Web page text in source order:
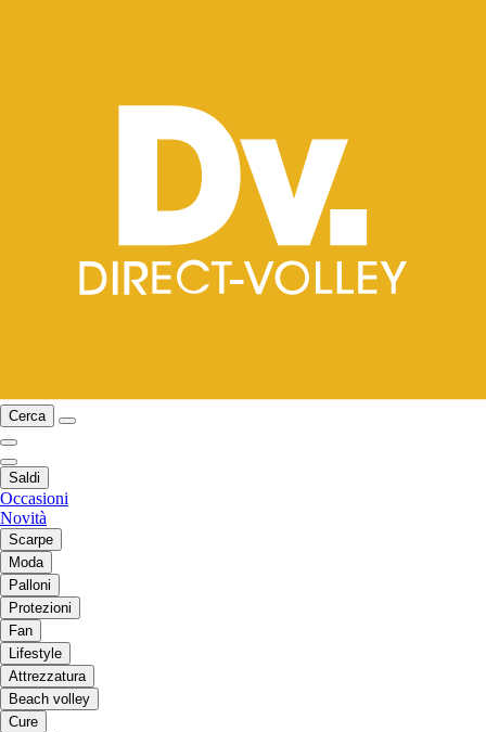
Cerca
Saldi
Occasioni
Novità
Scarpe
Moda
Palloni
Protezioni
Fan
Lifestyle
Attrezzatura
Beach volley
Cure